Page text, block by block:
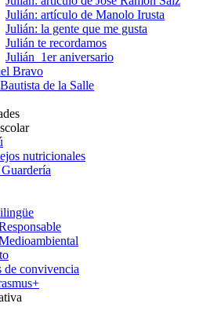
Julián: artículo de Manolo Irusta
Julián: la gente que me gusta
Julián te recordamos
Julián_1er aniversario
Bravo
de la Salle
nutricionales
de convivencia